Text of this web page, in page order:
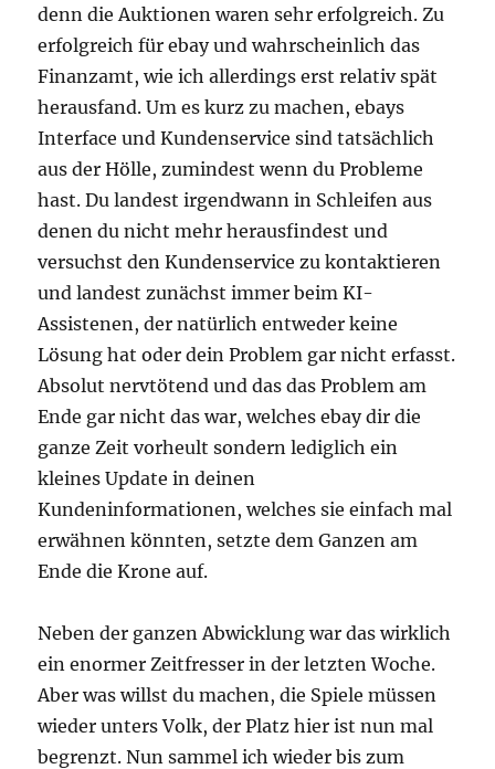
denn die Auktionen waren sehr erfolgreich. Zu
erfolgreich für ebay und wahrscheinlich das
Finanzamt, wie ich allerdings erst relativ spät
herausfand. Um es kurz zu machen, ebays
Interface und Kundenservice sind tatsächlich
aus der Hölle, zumindest wenn du Probleme
hast. Du landest irgendwann in Schleifen aus
denen du nicht mehr herausfindest und
versuchst den Kundenservice zu kontaktieren
und landest zunächst immer beim KI-
Assistenen, der natürlich entweder keine
Lösung hat oder dein Problem gar nicht erfasst.
Absolut nervtötend und das das Problem am
Ende gar nicht das war, welches ebay dir die
ganze Zeit vorheult sondern lediglich ein
kleines Update in deinen
Kundeninformationen, welches sie einfach mal
erwähnen könnten, setzte dem Ganzen am
Ende die Krone auf.
Neben der ganzen Abwicklung war das wirklich
ein enormer Zeitfresser in der letzten Woche.
Aber was willst du machen, die Spiele müssen
wieder unters Volk, der Platz hier ist nun mal
begrenzt. Nun sammel ich wieder bis zum